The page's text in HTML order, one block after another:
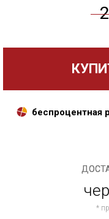
беспроцентная
*